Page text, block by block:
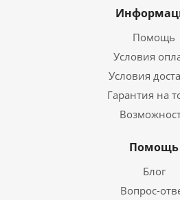
Помощь
Условия
Условия
Гарантия на
Помощь
Блог
Вопрос-